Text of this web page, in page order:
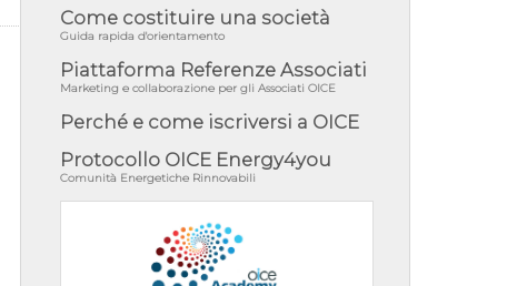
Come costituire una società
Guida rapida d'orientamento
Piattaforma Referenze Associati
Marketing e collaborazione per gli Associati OICE
Perché e come iscriversi a OICE
Protocollo OICE Energy4you
Comunità Energetiche Rinnovabili